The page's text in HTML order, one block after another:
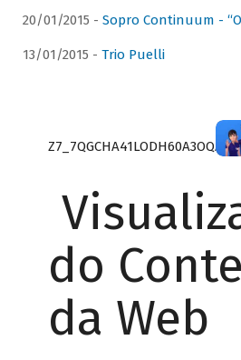
20/01/2015 - Sopro Continuum -
13/01/2015 - Trio Puelli
do
da Web